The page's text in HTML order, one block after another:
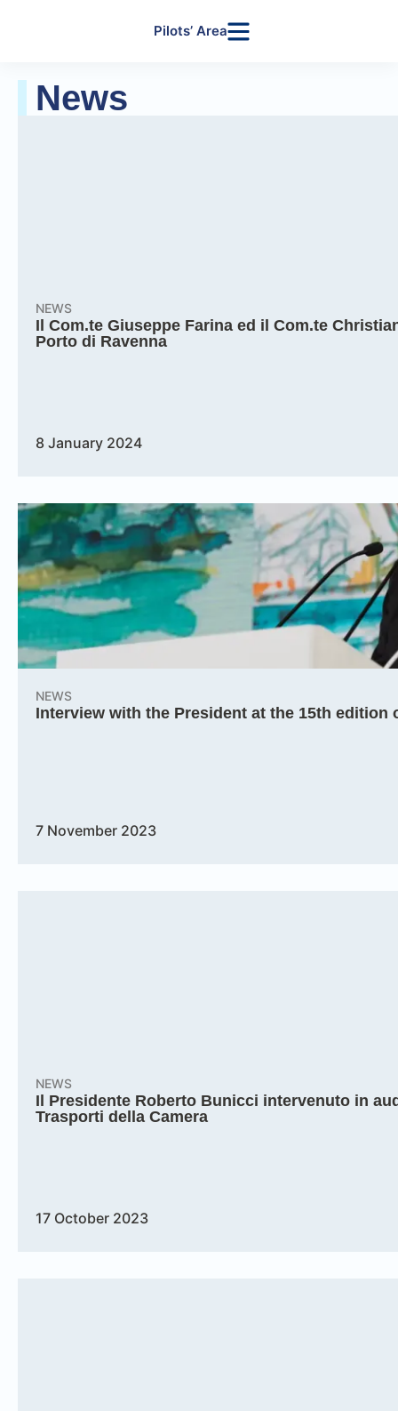
Pilots’ Area
News
NEWS
Il Com.te Giuseppe Farina ed il Com.te
Porto di Ravenna
8 January 2024
NEWS
Interview with the President at the 15th edition
7 November 2023
NEWS
Il Presidente Roberto Bunicci intervenuto in
Trasporti della Camera
17 October 2023